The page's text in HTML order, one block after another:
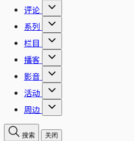
评论
系列
栏目
播客
影音
活动
周边
搜索 关闭